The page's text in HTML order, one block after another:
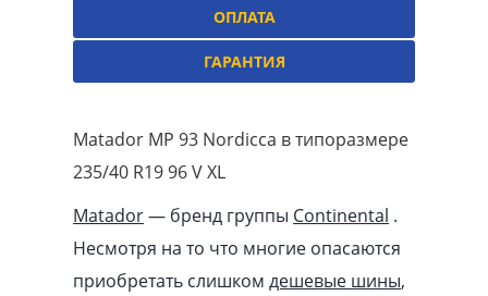
ОПЛАТА
ГАРАНТИЯ
Matador MP 93 Nordicca в типоразмере
235/40 R19 96 V XL
Matador— бренд группы Continental .
Несмотря на то что многие опасаются
приобретать слишком дешевые шины,